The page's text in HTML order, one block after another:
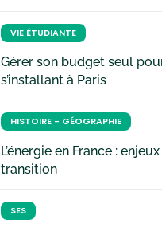
VIE ÉTUDIANTE
Gérer son budget seul
s’installant à Paris
HISTOIRE - GÉOGRAPHIE
L’énergie en France :
transition
SES